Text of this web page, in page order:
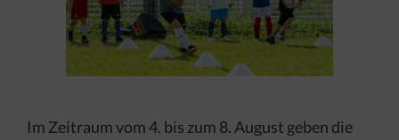
Im Zeitraum vom 4. bis zum 8. August geben die